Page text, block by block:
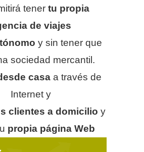
tener tu propia
de viajes
y sin tener que
sociedad mercantil.
casa a través de
Internet y
clientes a domicilio y
propia página Web